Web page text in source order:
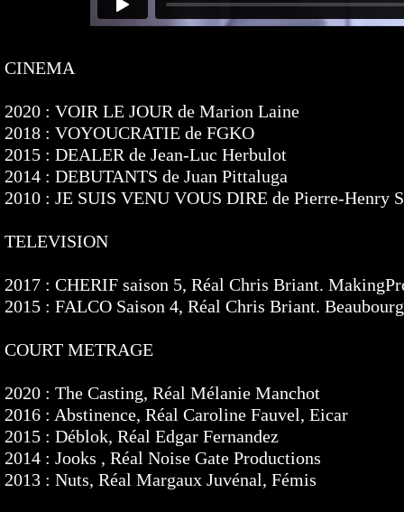
CINEMA
2020 : VOIR LE JOUR de Marion Laine
2018 : VOYOUCRATIE de FGKO
2015 : DEALER de Jean-Luc Herbulot
2014 : DEBUTANTS de Juan Pittaluga
2010 : JE SUIS VENU VOUS DIRE de Pierre-Henry
TELEVISION
2017 : CHERIF saison 5, Réal Chris Briant.
2015 : FALCO Saison 4, Réal Chris Briant.
COURT METRAGE
2020 : The Casting, Réal Mélanie Manchot
2016 : Abstinence, Réal Caroline Fauvel, Eicar
2015 : Déblok, Réal Edgar Fernandez
2014 : Jooks , Réal Noise Gate Productions
2013 : Nuts, Réal Margaux Juvénal, Fémis